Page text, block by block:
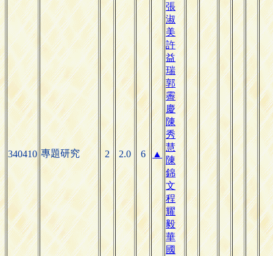
340410 專題研究 2 2.0 6 ▲
張
淑
美
許
益
瑞
郭
霽
慶
陳
秀
慧
陳
錦
文
程
耀
毅
華
國